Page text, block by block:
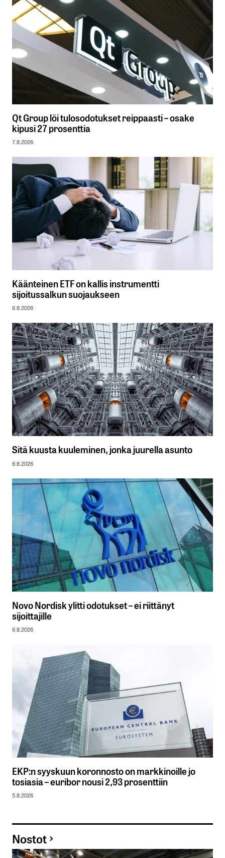
Qt Group löi tulosodotukset reippaasti – osake
kipusi 27 prosenttia
7.8.2026
Käänteinen ETF on kallis instrumentti
sijoitussalkun suojaukseen
6.8.2026
Sitä kuusta kuuleminen, jonka juurella asunto
6.8.2026
Novo Nordisk ylitti odotukset – ei riittänyt
sijoittajille
6.8.2026
EKP:n syyskuun koronnosto on markkinoille jo
tosiasia – euribor nousi 2,93 prosenttiin
5.8.2026
Nostot